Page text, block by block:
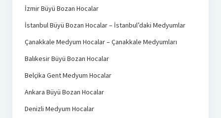
İzmir Büyü Bozan Hocalar
İstanbul Büyü Bozan Hocalar – İstanbul’daki Medyumlar
Çanakkale Medyum Hocalar – Çanakkale Medyumları
Balıkesir Büyü Bozan Hocalar
Belçika Gent Medyum Hocalar
Ankara Büyü Bozan Hocalar
Denizli Medyum Hocalar